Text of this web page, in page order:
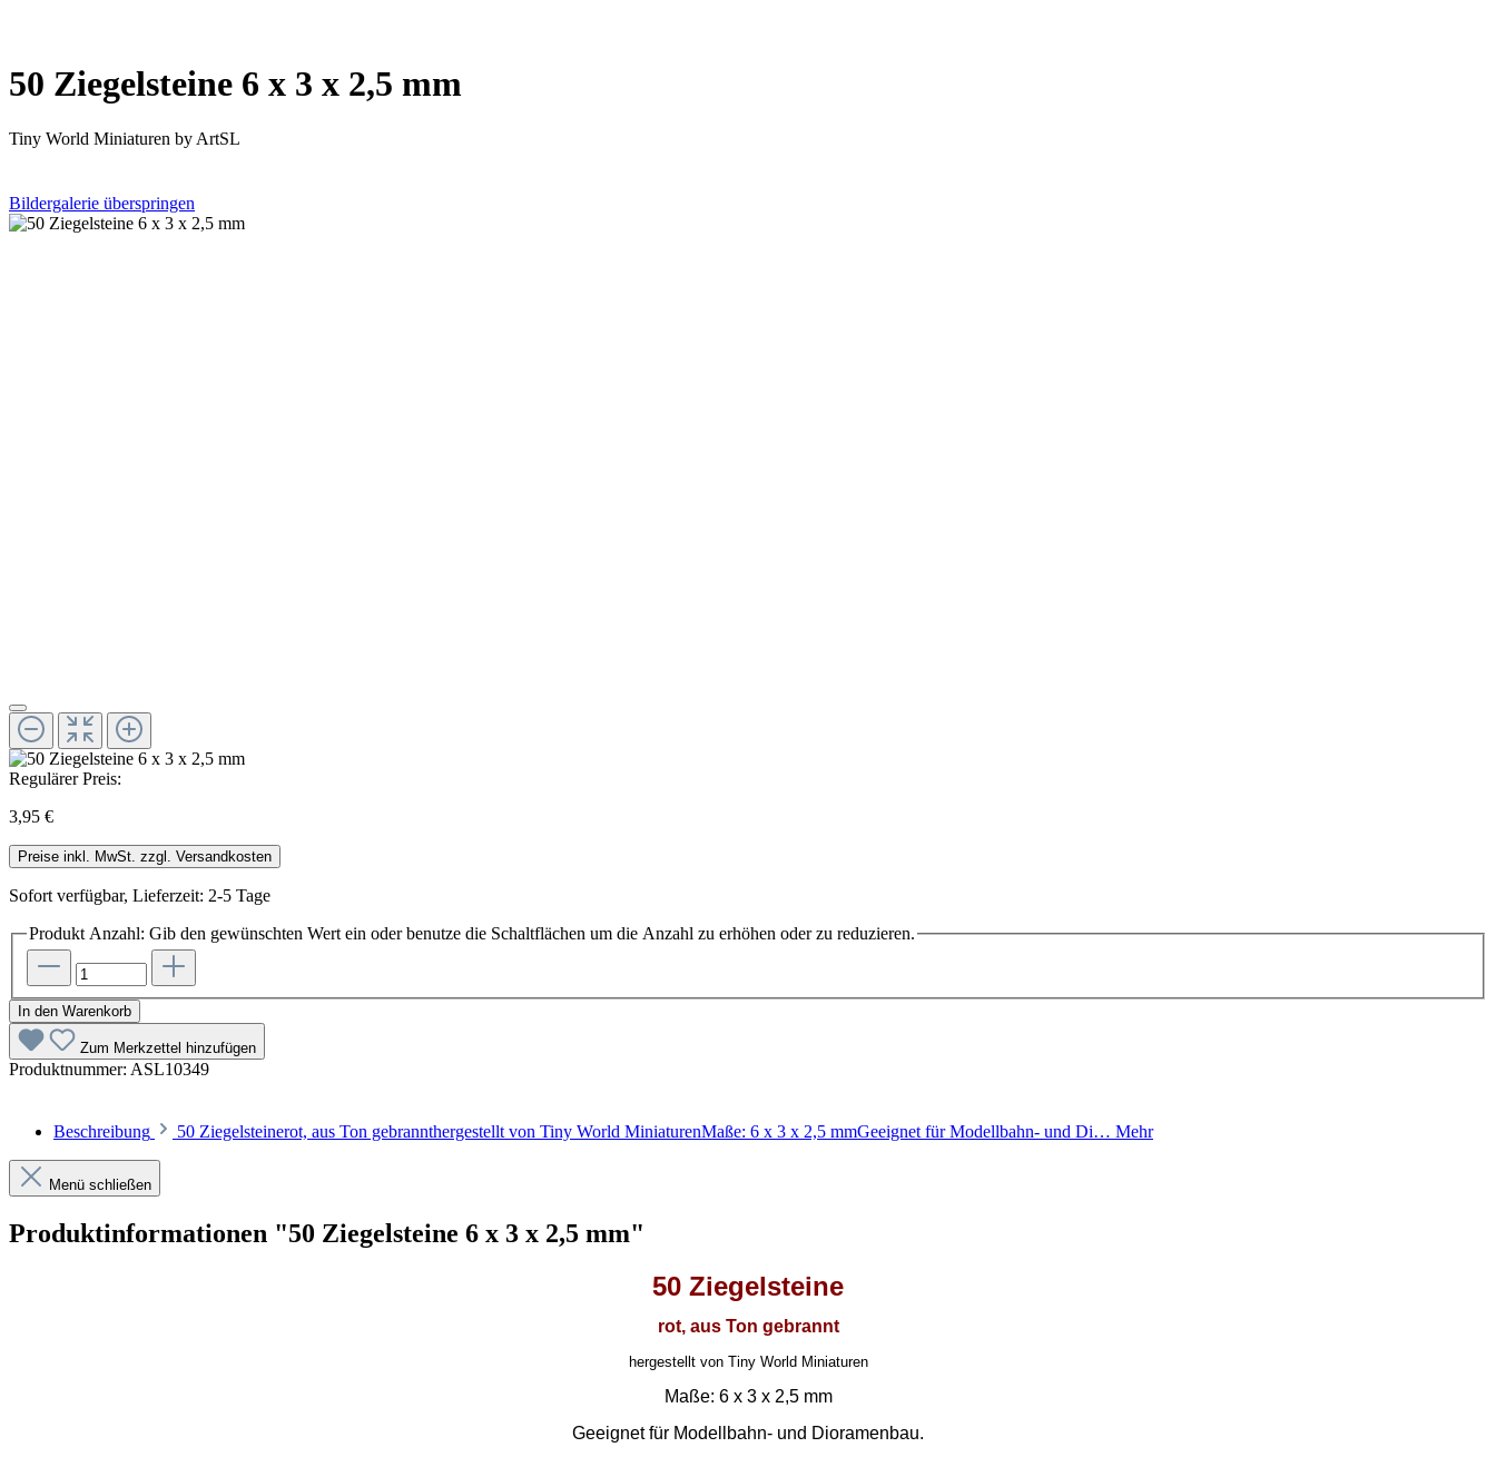
50 Ziegelsteine 6 x 3 x 2,5 mm
Tiny World Miniaturen by ArtSL
Bildergalerie überspringen
Regulärer Preis:
3,95 €
Preise inkl. MwSt. zzgl. Versandkosten
Sofort verfügbar, Lieferzeit: 2-5 Tage
Produkt Anzahl: Gib den gewünschten Wert ein oder benutze die Schaltflächen um die Anzahl zu erhöhen oder zu reduzieren.
In den Warenkorb
Zum Merkzettel hinzufügen
Produktnummer: ASL10349
Beschreibung 50 Ziegelsteinerot, aus Ton gebrannthergestellt von Tiny World MiniaturenMaße: 6 x 3 x 2,5 mmGeeignet für Modellbahn- und Di… Mehr
Menü schließen
Produktinformationen "50 Ziegelsteine 6 x 3 x 2,5 mm"
50 Ziegelsteine
rot, aus Ton gebrannt
hergestellt von Tiny World Miniaturen
Maße: 6 x 3 x 2,5 mm
Geeignet für Modellbahn- und Dioramenbau.